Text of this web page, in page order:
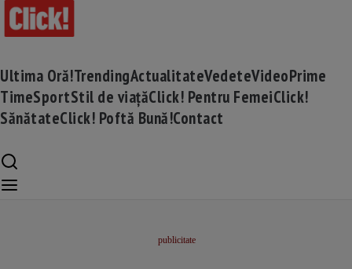
Ultima Oră!TrendingActualitateVedeteVideoPrime
TimeSportStil de viațăClick! Pentru FemeiClick!
SănătateClick! Poftă Bună!Contact